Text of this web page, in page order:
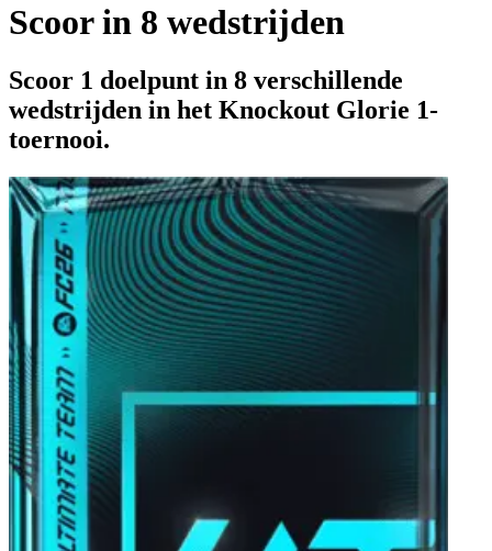
Scoor in 8 wedstrijden
Scoor 1 doelpunt in 8 verschillende
wedstrijden in het Knockout Glorie 1-
toernooi.